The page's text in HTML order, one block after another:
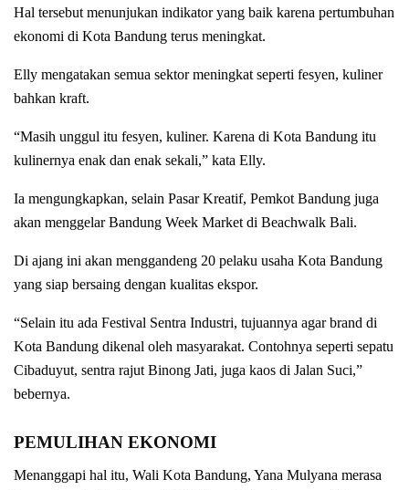
Hal tersebut menunjukan indikator yang baik karena pertumbuhan
ekonomi di Kota Bandung terus meningkat.
Elly mengatakan semua sektor meningkat seperti fesyen, kuliner
bahkan kraft.
“Masih unggul itu fesyen, kuliner. Karena di Kota Bandung itu
kulinernya enak dan enak sekali,” kata Elly.
Ia mengungkapkan, selain Pasar Kreatif, Pemkot Bandung juga
akan menggelar Bandung Week Market di Beachwalk Bali.
Di ajang ini akan menggandeng 20 pelaku usaha Kota Bandung
yang siap bersaing dengan kualitas ekspor.
“Selain itu ada Festival Sentra Industri, tujuannya agar brand di
Kota Bandung dikenal oleh masyarakat. Contohnya seperti sepatu
Cibaduyut, sentra rajut Binong Jati, juga kaos di Jalan Suci,”
bebernya.
PEMULIHAN EKONOMI
Menanggapi hal itu, Wali Kota Bandung, Yana Mulyana merasa